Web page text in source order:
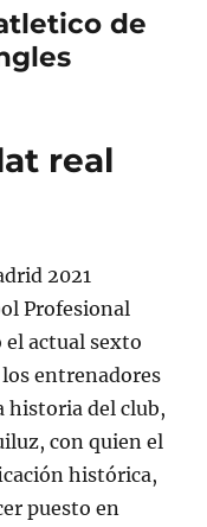
de
real
Profesional
actual sexto
entrenadores
historia del club,
con quien el
histórica,
puesto en